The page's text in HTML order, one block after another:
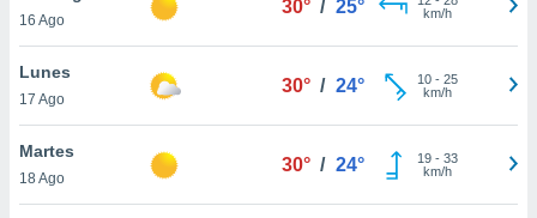
y
más
nuestra
y
16 Ago
30° / 25°
km/h
Lunes
17 Ago
30° / 24° 10- 25
km/h
Martes
18 Ago
30° / 24° 19- 33
km/h